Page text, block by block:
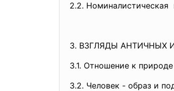
2.2. Номиналистическая
3. ВЗГЛЯДЫ АНТИЧНЫХ
3.1. Отношение к
3.2. Человек - образ и